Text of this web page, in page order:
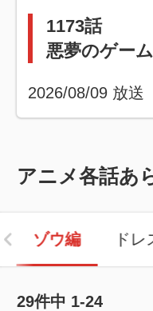
1173話
悪夢のゲー
2026/08/09放送
アニメ各話あ
ゾウ編 ド
29件中 1-24